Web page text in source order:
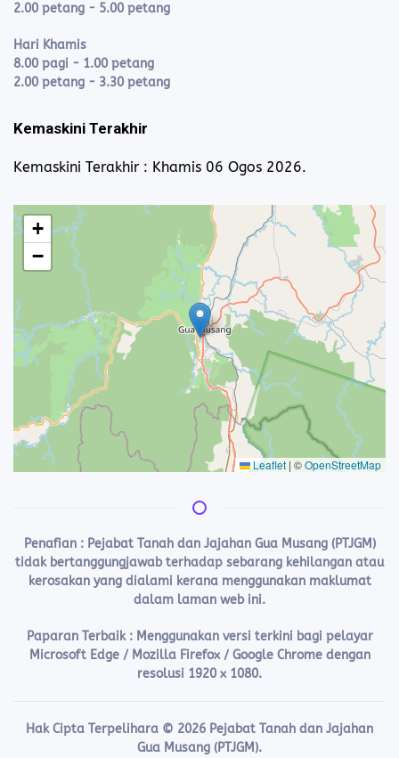
2.00 petang - 5.00 petang
Hari Khamis
8.00 pagi - 1.00 petang
2.00 petang - 3.30 petang
Kemaskini Terakhir
Kemaskini Terakhir : Khamis 06 Ogos 2026.
+
−
Leaflet | ©OpenStreetMap
Penafian : Pejabat Tanah dan Jajahan Gua Musang (PTJGM)
tidak bertanggungjawab terhadap sebarang kehilangan atau
kerosakan yang dialami kerana menggunakan maklumat
dalam laman web ini.
Paparan Terbaik : Menggunakan versi terkini bagi pelayar
Microsoft Edge / Mozilla Firefox / Google Chrome dengan
resolusi 1920 x 1080.
Hak Cipta Terpelihara © 2026 Pejabat Tanah dan Jajahan
Gua Musang (PTJGM).